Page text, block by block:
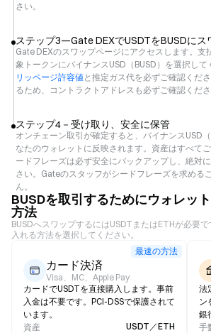
さい。
ステップ3—Gate DEXでUSDTをBUSDにス
Gate DEXのスワップページにアクセスします。支
象トークンにバイナンスUSD（BUSD）を選択して
リッページ許容値と推定ガス代を必ずご確認くだ
るため、コントラクトアドレスも必ずご確認くださ
ステップ4－受け取り、安全に保管
オンチェーン取引が確定すると、バイナンスUSD
なたのウォレットに反映されます。資産はすべて
ードフレーズは必ず安全にバックアップし、絶対
さい。Gateのスタッフがシードフレーズを求める
ん。
BUSDを取引するためにウォレッ
方法
BUSDへスワップするにはUSDTまたはETHが必要
入れる方法を選択してください。
最速の方法
カード決済
Visa、MC、Apple Pay
カードでUSDTを直接購入します。事前
入金は不要です。PCI-DSSで保護されて
います。
資産
USDT／ETH
法
ン
銀
手